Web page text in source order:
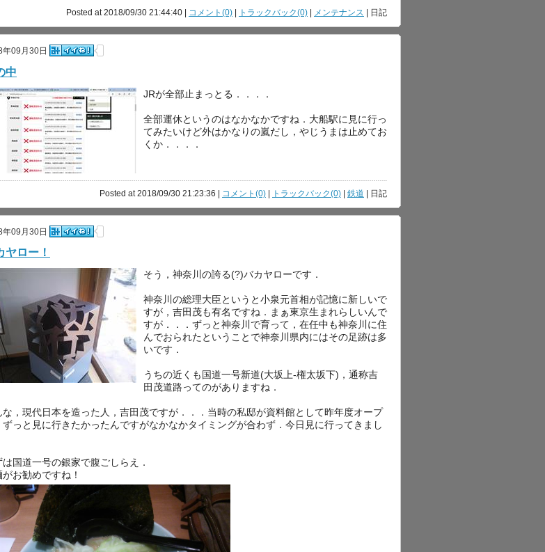
Posted at 2018/09/30 21:44:40 | コメント(0) | トラックバック(0) | メンテナンス | 日記
年09月30日
中
JRが全部止まっとる．．．．
全部運休というのはなかなかですね．大船駅に見に行っ
てみたいけど外はかなりの嵐だし，やじうまは止めてお
くか．．．．
Posted at 2018/09/30 21:23:36 | コメント(0) | トラックバック(0) | 鉄道 | 日記
年09月30日
ヤロー！
そう，神奈川の誇る(?)バカヤローです．
神奈川の総理大臣というと小泉元首相が記憶に新しいで
すが，吉田茂も有名ですね．まぁ東京生まれらしいんで
すが．．．ずっと神奈川で育って，在任中も神奈川に住
んでおられたということで神奈川県内にはその足跡は多
いです．
うちの近くも国道一号新道(大坂上-権太坂下)，通称吉
田茂道路ってのがありますね．
な，現代日本を造った人，吉田茂ですが．．．当時の私邸が資料館として昨年度オープ
ずっと見に行きたかったんですがなかなかタイミングが合わず．今日見に行ってきまし
は国道一号の銀家で腹ごしらえ．
がお勧めですね！